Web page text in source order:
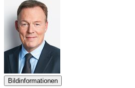
Bildinformationen